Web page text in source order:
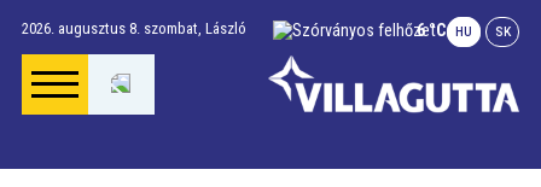
2026. augusztus 8. szombat, László 6 °C HU SK